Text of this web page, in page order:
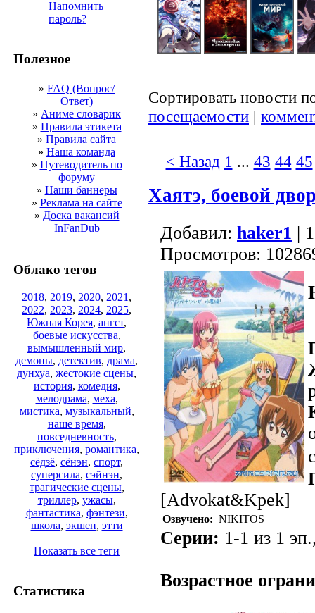
Напомнить
пароль?
Полезное
» FAQ (Вопрос/
Ответ)
» Аниме словарик
» Правила этикета
» Правила сайта
» Наша команда
» Путеводитель по
форуму
» Наши баннеры
» Реклама на сайте
» Доска вакансий
InFanDub
Облако тегов
2018, 2019, 2020, 2021 ,
2022, 2023, 2024, 2025,
Южная Корея, ангст,
боевые искусства,
вымышленный мир,
демоны, детектив, драма,
дунхуа, жестокие сцены,
история, комедия,
мелодрама, меха,
мистика, музыкальный,
наше время,
повседневность,
приключения, романтика,
сёдзё, сёнэн, спорт,
суперсила, сэйнэн,
трагические сцены,
триллер, ужасы,
фантастика, фэнтези,
школа, экшен, этти
Показать все теги
Статистика
Сортировать новости
посещаемости |
< Назад 1 ... 43 44 45
Хаятэ, боевой
Добавил: haker1 |
Просмотров:
[Advokat&Kpek]
Озвучено: NIKITOS
Серии: 1-1 из 1
Возрастное